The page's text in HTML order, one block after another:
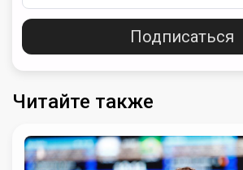
Подписаться
Читайте также